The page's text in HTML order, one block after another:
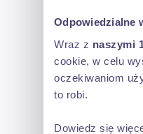
Odpowiedzialne
Wraz z naszymi
cookie, w celu
oczekiwaniom
to robi.
Dowiedz się